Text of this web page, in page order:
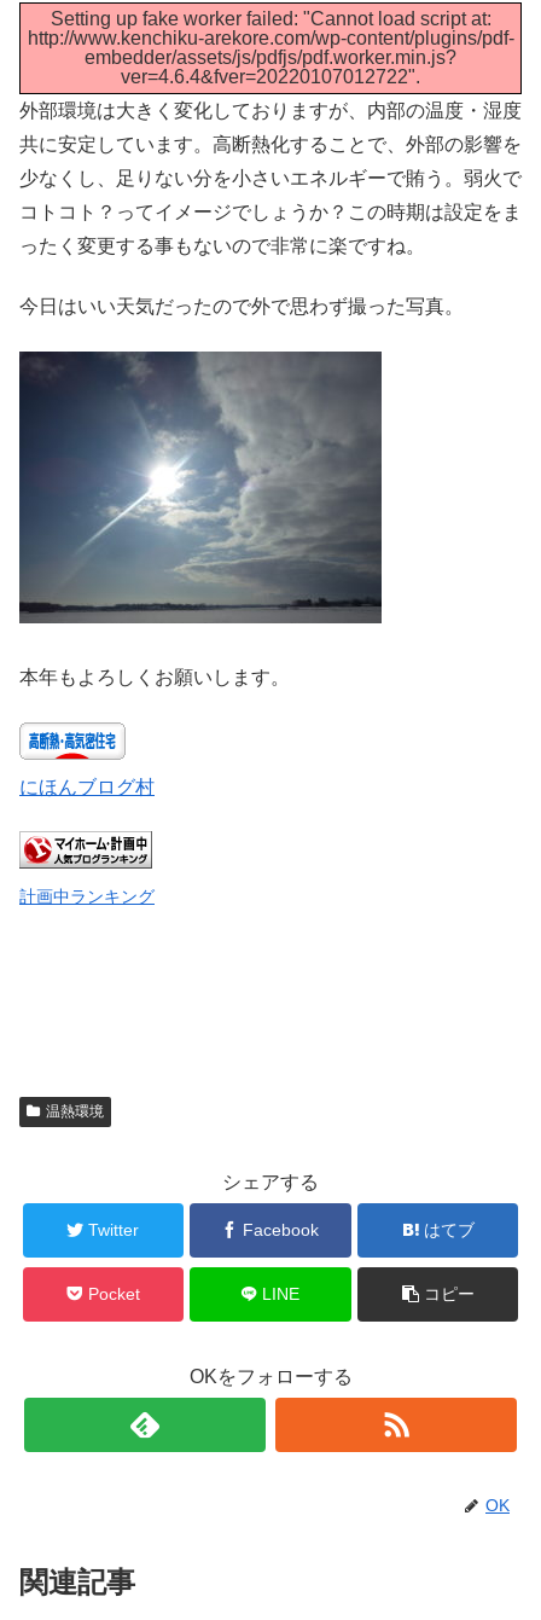
Setting up fake worker failed: "Cannot load script at:
http://www.kenchiku-arekore.com/wp-content/plugins/pdf-
embedder/assets/js/pdfjs/pdf.worker.min.js?
ver=4.6.4&fver=20220107012722".
外部環境は大きく変化しておりますが、内部の温度・湿度
共に安定しています。高断熱化することで、外部の影響を
少なくし、足りない分を小さいエネルギーで賄う。弱火で
コトコト？ってイメージでしょうか？この時期は設定をま
ったく変更する事もないので非常に楽ですね。
今日はいい天気だったので外で思わず撮った写真。
本年もよろしくお願いします。
にほんブログ村
計画中ランキング
温熱環境
シェアする
Twitter Facebook はてブ
Pocket LINE コピー
OKをフォローする
OK
関連記事